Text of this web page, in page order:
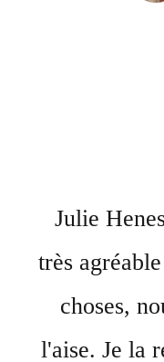
Julie
très
choses,
l'aise. Je la